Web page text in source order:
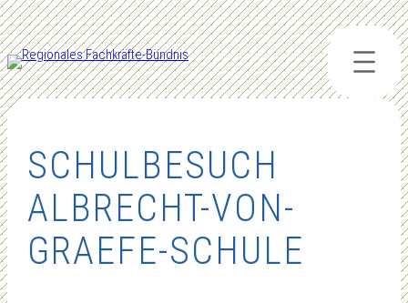
Zum
Inhalt
springen
SCHULBESUCH
ALBRECHT-VON-
GRAEFE-SCHULE